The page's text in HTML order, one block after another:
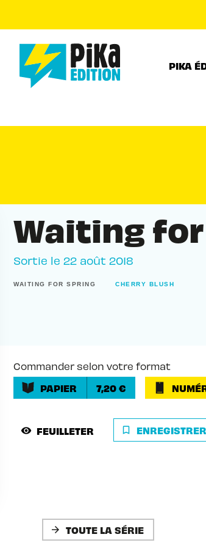
PIKA
Waiting
Sortie le 22 août 2018
WAITING FOR SPRING CHERRY BLUSH
Commander selon votre format
PAPIER
7,20 €
visibility FEUILLETER bookmark_border ENREGISTRER
arrow_forward TOUTE LA SÉRIE